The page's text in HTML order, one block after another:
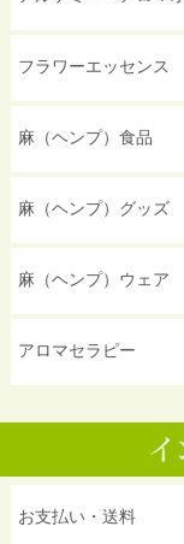
フラワーエッセンス
麻（ヘンプ）食品
麻（ヘンプ）グッズ
麻（ヘンプ）ウェア
アロマセラピー
お支払い・送料